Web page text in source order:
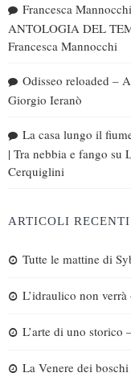
Francesca
ANTOLOGIA DEL
Francesca Mannocchi
Odisseo reloaded –
Giorgio Ieranò
La casa lungo il
| Tra nebbia e fango su
Cerquiglini
ARTICOLI RECENTI
Tutte le mattine di
L’idraulico non
L’arte di uno storico
La Venere dei